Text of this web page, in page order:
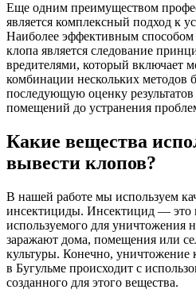
Еще одним преимуществом
является комплексный подход к
Наиболее эффективным способом
клопа является следование
вредителями, который включает
комбинации нескольких методов
последующую оценку
помещений до устранения
Какие вещества
вывести клопов?
В нашей работе мы используем
инсектициды. Инсектицид — это
используемого для уничтожения
заражают дома, помещения или
культуры. Конечно, уничтожение
в Бугульме происходит с
созданного для этого вещества.